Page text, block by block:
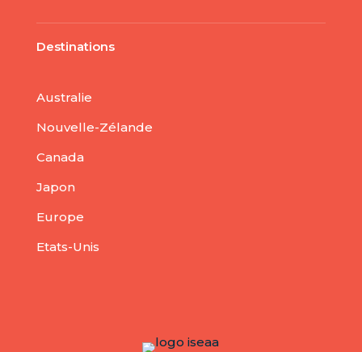
Destinations
Australie
Nouvelle-Zélande
Canada
Japon
Europe
Etats-Unis